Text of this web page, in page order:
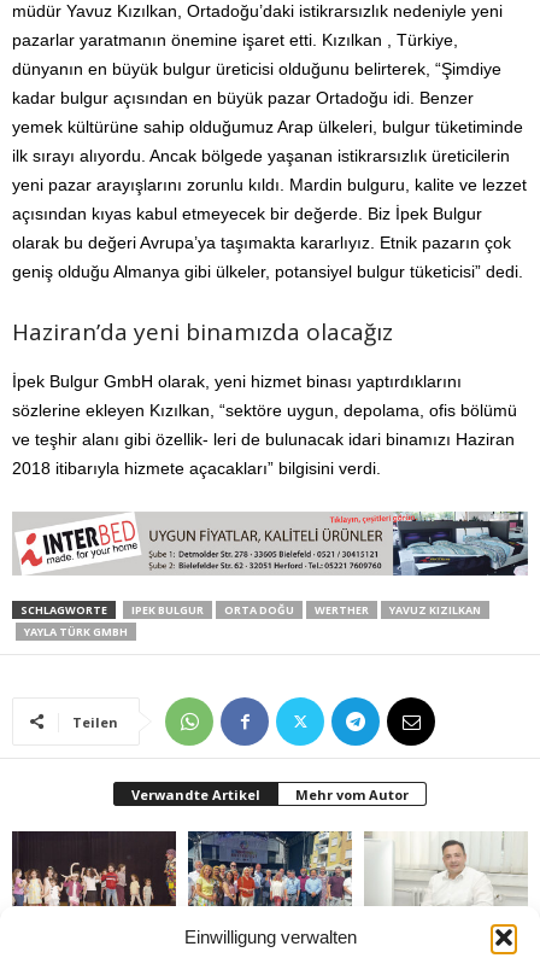
Einwilligung verwalten
müdür Yavuz Kızılkan, Ortadoğu’daki istikrarsızlık nedeniyle yeni
pazarlar yaratmanın önemine işaret etti. Kızılkan , Türkiye,
dünyanın en büyük bulgur üreticisi olduğunu belirterek, “Şimdiye
kadar bulgur açısından en büyük pazar Ortadoğu idi. Benzer
yemek kültürüne sahip olduğumuz Arap ülkeleri, bulgur tüketiminde
ilk sırayı alıyordu. Ancak bölgede yaşanan istikrarsızlık üreticilerin
yeni pazar arayışlarını zorunlu kıldı. Mardin bulguru, kalite ve lezzet
açısından kıyas kabul etmeyecek bir değerde. Biz İpek Bulgur
olarak bu değeri Avrupa’ya taşımakta kararlıyız. Etnik pazarın çok
geniş olduğu Almanya gibi ülkeler, potansiyel bulgur tüketicisi” dedi.
Haziran’da yeni binamızda olacağız
İpek Bulgur GmbH olarak, yeni hizmet binası yaptırdıklarını
sözlerine ekleyen Kızılkan, “sektöre uygun, depolama, ofis bölümü
ve teşhir alanı gibi özellik- leri de bulunacak idari binamızı Haziran
2018 itibarıyla hizmete açacakları” bilgisini verdi.
SCHLAGWORTE IPEK BULGUR ORTA DOĞU WERTHER
YAVUZ KIZILKAN
YAYLA TÜRK GMBH
Teilen
Verwandte Artikel Mehr vom Autor